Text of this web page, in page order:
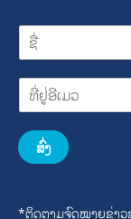
ສົ່ງ
*ຕິດຕາມຈົດໝາຍຂ່າວ